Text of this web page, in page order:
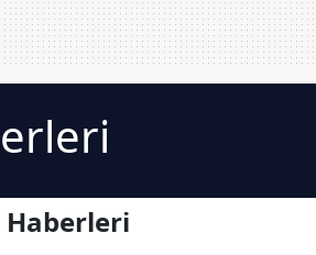
Haberleri